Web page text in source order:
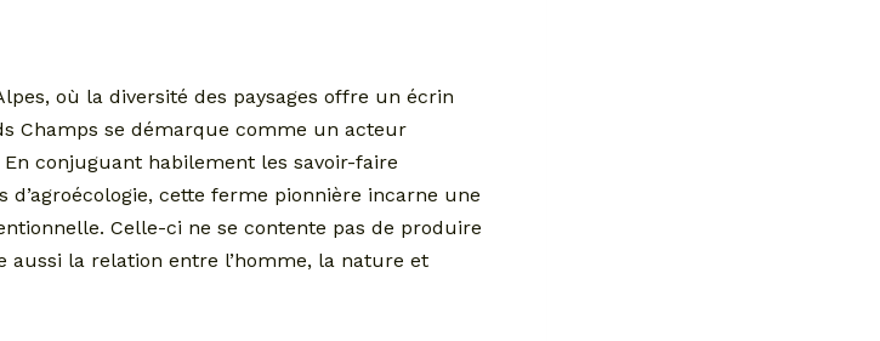
où la diversité des paysages offre un écrin
Champs se démarque comme un acteur
conjuguant habilement les savoir-faire
cette ferme pionnière incarne une
Celle-ci ne se contente pas de produire
aussi la relation entre l’homme, la nature et